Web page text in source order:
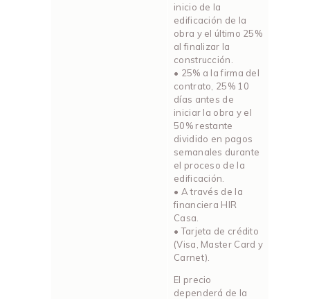
inicio de la
edificación de la
obra y el último 25%
al finalizar la
construcción.
• 25% a la firma del
contrato, 25% 10
días antes de
iniciar la obra y el
50% restante
dividido en pagos
semanales durante
el proceso de la
edificación.
• A través de la
financiera HIR
Casa.
• Tarjeta de crédito
(Visa, Master Card y
Carnet).
El precio
dependerá de la